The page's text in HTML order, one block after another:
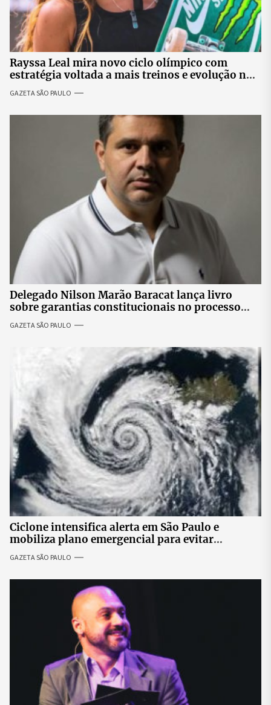
Rayssa Leal mira novo ciclo olímpico com
estratégia voltada a mais treinos e evolução no
GAZETA SÃO PAULO
Delegado Nilson Marão Baracat lança livro
sobre garantias constitucionais no processo
penal brasileiro
GAZETA SÃO PAULO
Ciclone intensifica alerta em São Paulo e
mobiliza plano emergencial para evitar
impactos no fornecimento de energia
GAZETA SÃO PAULO